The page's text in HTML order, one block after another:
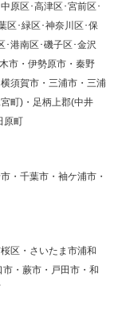
原区･高津区･宮前区･
区･緑区･神奈川区･保
･港南区･磯子区･金沢
市・伊勢原市・秦野
須賀市・三浦市・三浦
町)・足柄上郡(中井
原町
・千葉市・袖ケ浦市・
区・さいたま市浦和
・蕨市・戸田市・和